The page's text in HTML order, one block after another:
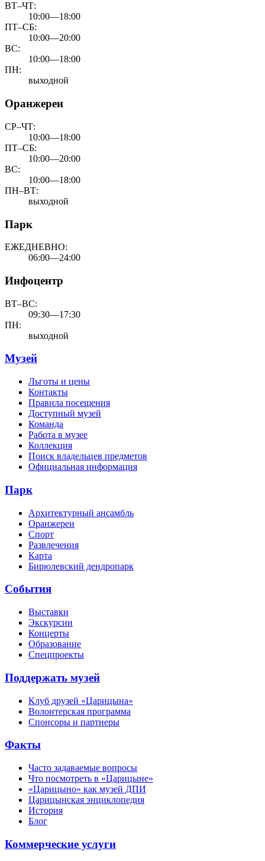
ВТ–ЧТ:
10:00—18:00
ПТ–СБ:
10:00—20:00
ВС:
10:00—18:00
ПН:
выходной
Оранжереи
СР–ЧТ:
10:00—18:00
ПТ–СБ:
10:00—20:00
ВС:
10:00—18:00
ПН–ВТ:
выходной
Парк
ЕЖЕДНЕВНО:
06:00—24:00
Инфоцентр
ВТ–ВС:
09:30—17:30
ПН:
выходной
Музей
Льготы и цены
Контакты
Правила посещения
Доступный музей
Команда
Работа в музее
Коллекция
Поиск владельцев предметов
Официальная информация
Парк
Архитектурный ансамбль
Оранжереи
Спорт
Развлечения
Карта
Бирюлевский дендропарк
События
Выставки
Экскурсии
Концерты
Образование
Спецпроекты
Поддержать музей
Клуб друзей «Царицына»
Волонтерская программа
Спонсоры и партнеры
Факты
Часто задаваемые вопросы
Что посмотреть в «Царицыне»
«Царицыно» как музей ДПИ
Царицынская энциклопедия
История
Блог
Коммерческие услуги